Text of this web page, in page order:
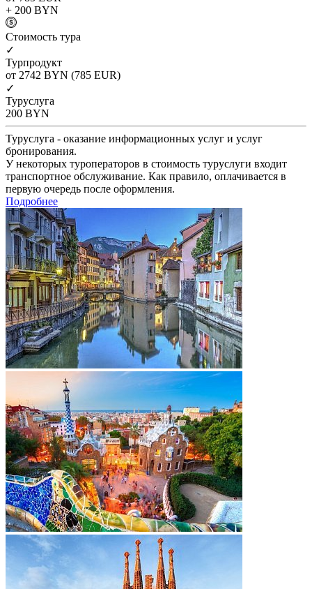
+ 200 BYN
Cтоимость тура
✓
Турпродукт
от 2742 BYN (785 EUR)
✓
Туруслуга
200 BYN
Туруслуга - оказание информационных услуг и услуг
бронирования.
У некоторых туроператоров в стоимость туруслуги входит
транспортное обслуживание. Как правило, оплачивается в
первую очередь после оформления.
Подробнее